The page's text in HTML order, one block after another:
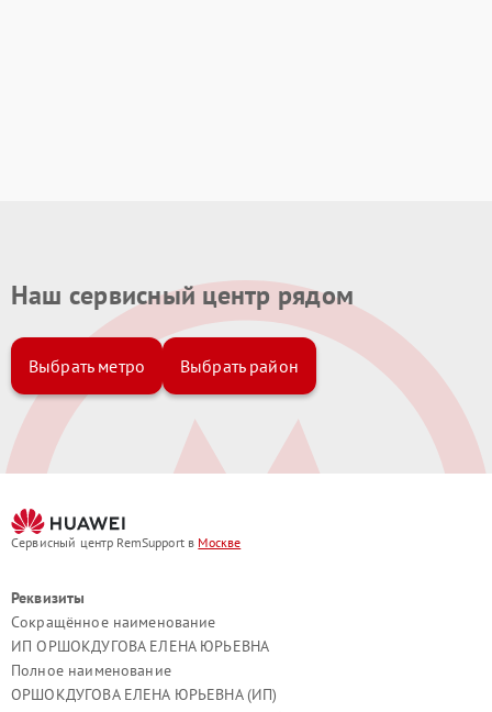
Наш сервисный центр рядом
Выбрать метро Выбрать район
Сервисный центр RemSupport в Москве
Реквизиты
Сокращённое наименование
ИП ОРШОКДУГОВА ЕЛЕНА ЮРЬЕВНА
Полное наименование
ОРШОКДУГОВА ЕЛЕНА ЮРЬЕВНА (ИП)